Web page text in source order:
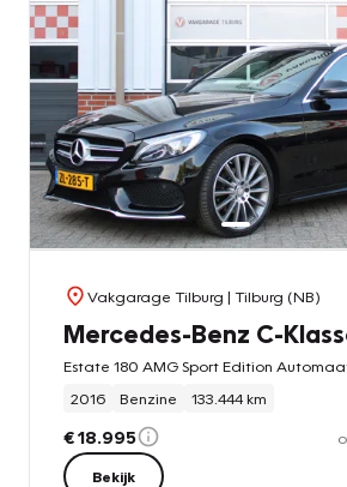
Vakgarage Tilburg | Tilburg (NB)
Mercedes-Benz C-
Estate 180 AMG Sport Edition
2016
Benzine 133.444 km
€ 18.995
Bekijk